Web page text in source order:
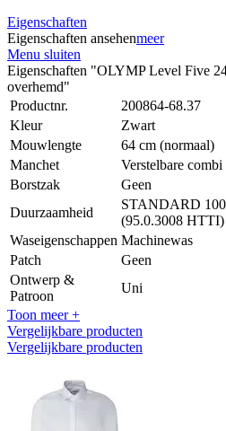
Eigenschaften
Eigenschaften ansehenmeer
Menu sluiten
Eigenschaften "OLYMP Level Five
overhemd"
Productnr.
200864-68.37
Kleur
Zwart
Mouwlengte
64 cm (normaal)
Manchet
Verstelbare combi
Borstzak
Geen
Duurzaamheid
STANDARD
(95.0.3008 HTTI)
Waseigenschappen Machinewas
Patch
Geen
Ontwerp &
Patroon
Uni
Toon meer +
Vergelijkbare producten
Vergelijkbare producten